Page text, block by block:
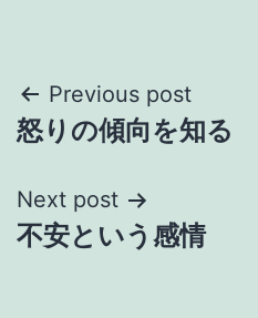
Post
navigation
Previous post
怒りの傾向を知る
Next post
不安という感情